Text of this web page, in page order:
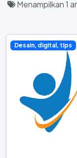
Menampilkan 1
Desain, digital, tips